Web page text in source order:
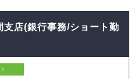
店(銀行事務/ショート勤